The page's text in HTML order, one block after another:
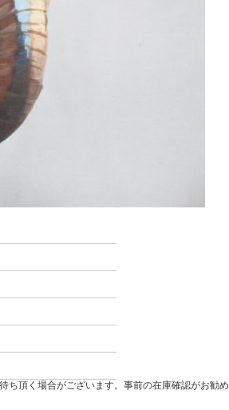
ち頂く場合がございます。事前の在庫確認がお勧め